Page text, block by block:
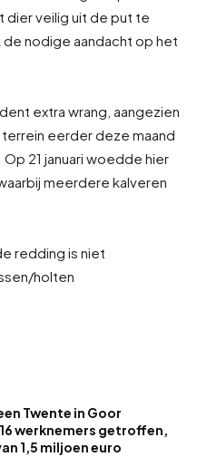
dier veilig uit de put te
nodige aandacht op het
extra wrang, aangezien
eerder deze maand
21 januari woedde hier
meerdere kalveren
redding is niet
holten
Twente in Goor
werknemers getroffen,
1,5 miljoen euro